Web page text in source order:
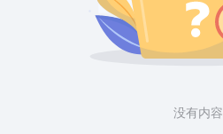
没有内容